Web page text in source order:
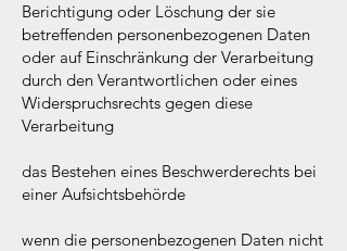
Berichtigung oder Löschung der sie
betreffenden personenbezogenen Daten
oder auf Einschränkung der Verarbeitung
durch den Verantwortlichen oder eines
Widerspruchsrechts gegen diese
Verarbeitung
das Bestehen eines Beschwerderechts bei
einer Aufsichtsbehörde
wenn die personenbezogenen Daten nicht